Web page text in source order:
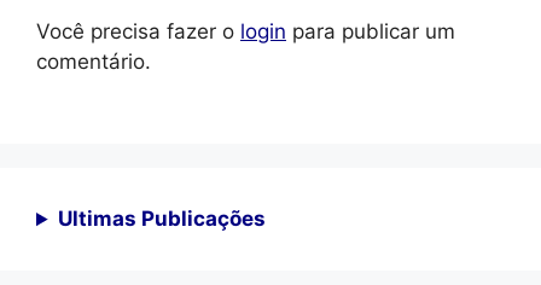
Você precisa fazer o login para publicar um
comentário.
Ultimas Publicações